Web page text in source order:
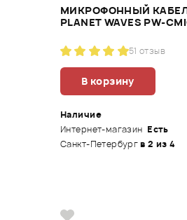
МИКРОФОННЫЙ
PLANET WAVES PW-
51 отзыв
В корзину
Наличие
Интернет-магазин Есть
Санкт-Петербургв 2 из 4